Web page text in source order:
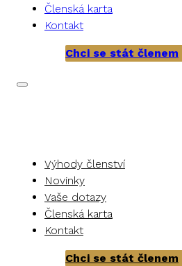
Členská karta
Kontakt
Chci se stát členem
Výhody členství
Novinky
Vaše dotazy
Členská karta
Kontakt
Chci se stát členem